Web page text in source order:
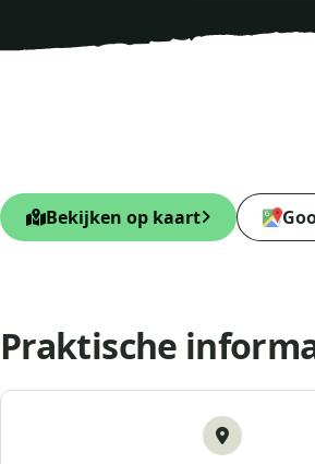
Bekijken op kaart
Praktische